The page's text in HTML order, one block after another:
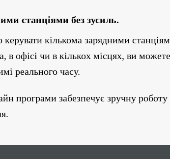
станціями без зусиль.
керувати кількома зарядними
в офісі чи в кількох місцях, ви
реального часу.
програми забезпечує зручну